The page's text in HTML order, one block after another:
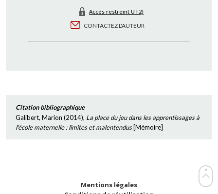
Accès restreint UT2J
CONTACTEZ L'AUTEUR
Citation bibliographique
Galibert, Marion (2014), La place du jeu dans les apprentissages à
l'école maternelle : limites et malentendus[Mémoire]
Mentions légales